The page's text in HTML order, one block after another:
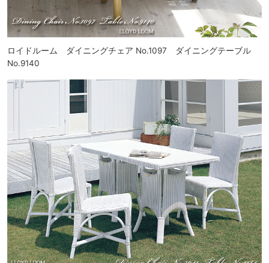
ロイドルーム ダイニングチェア No.1097 ダイニングテーブル
No.9140